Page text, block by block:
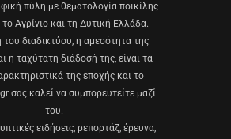
πύλη με θεματολογία ποικίλης
Αγρίνιο και τη Δυτική Ελλάδα.
διαδικτύου, η αμεσότητα της
η ταχύτατη διάδοσή της, είναι τα
της εποχής και το
σας καλεί να συμπορευτείτε μαζί
του.
ειδήσεις, ρεπορτάζ, έρευνα,